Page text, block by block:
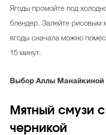
Ягоды промойте под
блендер. Залейте рисовым
ягоды сначала можно
15 минут.
Выбор Аллы Манайкиной
Мятный смузи
черникой